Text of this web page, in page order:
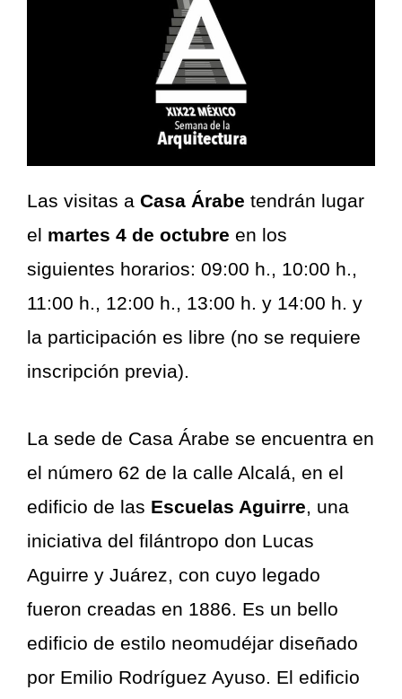
Las visitas a Casa Árabe tendrán lugar
el martes 4 de octubre en los
siguientes horarios: 09:00 h., 10:00 h.,
11:00 h., 12:00 h., 13:00 h. y 14:00 h. y
la participación es libre (no se requiere
inscripción previa).
La sede de Casa Árabe se encuentra en
el número 62 de la calle Alcalá, en el
edificio de las Escuelas Aguirre, una
iniciativa del filántropo don Lucas
Aguirre y Juárez, con cuyo legado
fueron creadas en 1886. Es un bello
edificio de estilo neomudéjar diseñado
por Emilio Rodríguez Ayuso. El edificio